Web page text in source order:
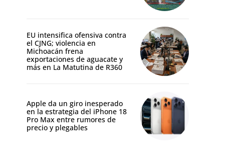
EU intensifica ofensiva contra
el CJNG; violencia en
Michoacán frena
exportaciones de aguacate y
más en La Matutina de R360
Apple da un giro inesperado
en la estrategia del iPhone 18
Pro Max entre rumores de
precio y plegables